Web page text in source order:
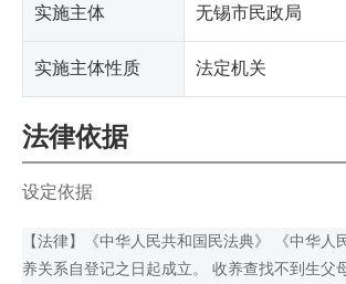
实施主体 无锡市民政局
实施主体性质 法定机关
法律依据
设定依据
【法律】《中华人民共和国民法典》 《中华
养关系自登记之日起成立。 收养查找不到生